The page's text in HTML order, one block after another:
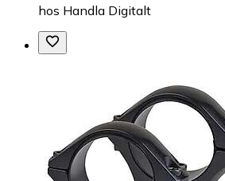
hos Handla Digitalt